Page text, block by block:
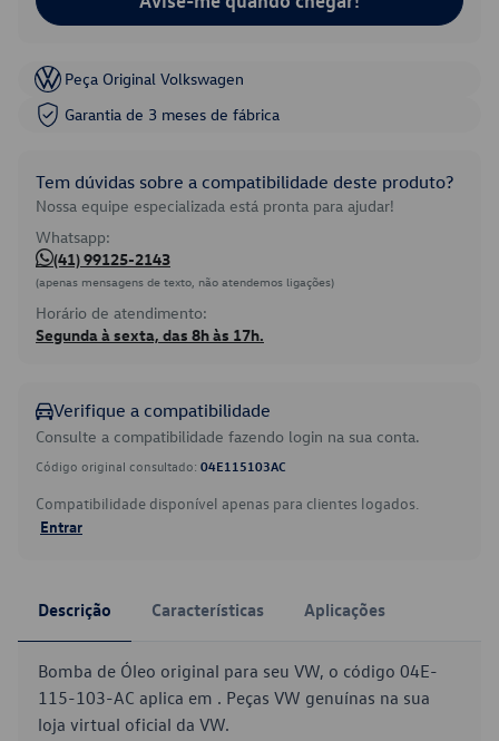
Peça Original Volkswagen
Garantia de 3 meses de fábrica
Tem dúvidas sobre a compatibilidade deste produto?
Nossa equipe especializada está pronta para ajudar!
Whatsapp:
(41) 99125-2143
(apenas mensagens de texto, não atendemos ligações)
Horário de atendimento:
Segunda à sexta, das 8h às 17h.
Verifique a compatibilidade
Consulte a compatibilidade fazendo login na sua conta.
Código original consultado: 04E115103AC
Compatibilidade disponível apenas para clientes logados.
Entrar
Descrição Características Aplicações
Bomba de Óleo original para seu VW, o código 04E-
115-103-AC aplica em . Peças VW genuínas na sua
loja virtual oficial da VW.